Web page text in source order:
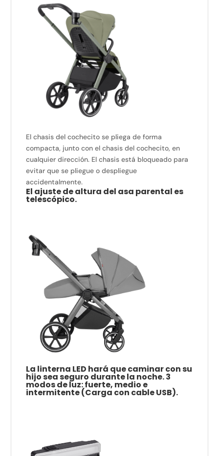
El chasis del cochecito se pliega de forma
compacta, junto con el chasis del cochecito, en
cualquier dirección. El chasis está bloqueado para
evitar que se pliegue o despliegue
accidentalmente.
El ajuste de altura del asa parental es
telescópico.
La linterna LED hará que caminar con su
hijo sea seguro durante la noche.3
modos de luz: fuerte, medio e
intermitente (Carga con cable USB).